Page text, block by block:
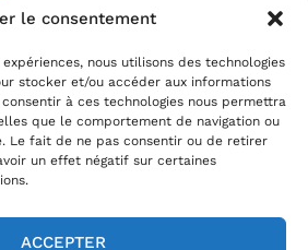
le consentement
nous utilisons des technologies
stocker et/ou accéder aux informations
à ces technologies nous permettra
que le comportement de navigation ou
Le fait de ne pas consentir ou de retirer
un effet négatif sur certaines
ACCEPTER
| 19:00
au02.35.29.22.81